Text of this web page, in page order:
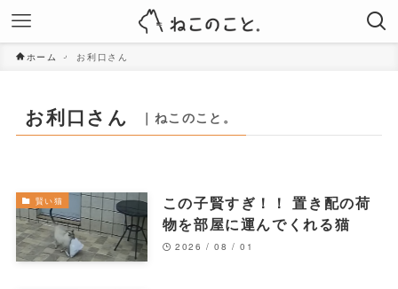
ホーム お利口さん
お利口さん ｜ねこのこと。
賢い猫
この子賢すぎ！！ 置き配の荷
物を部屋に運んでくれる猫
2026 / 08 / 01